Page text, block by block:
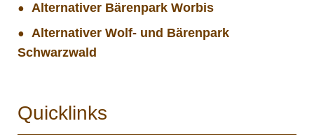
Alternativer Bärenpark Worbis
Alternativer Wolf- und Bärenpark
Schwarzwald
Quicklinks